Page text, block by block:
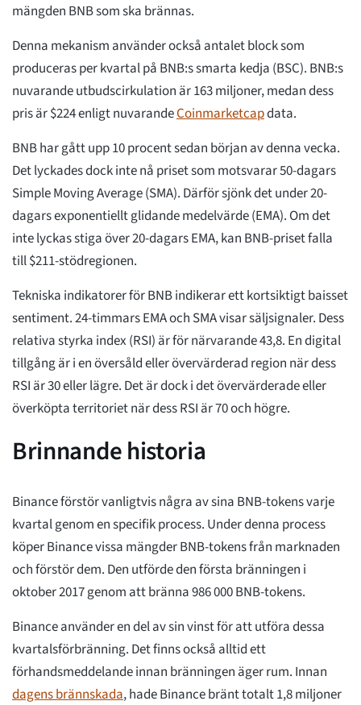
mängden BNB som ska brännas.
Denna mekanism använder också antalet block som
produceras per kvartal på BNB:s smarta kedja (BSC). BNB:s
nuvarande utbudscirkulation är 163 miljoner, medan dess
pris är $224 enligt nuvarandeCoinmarketcapdata.
BNB har gått upp 10 procent sedan början av denna vecka.
Det lyckades dock inte nå priset som motsvarar 50-dagars
Simple Moving Average (SMA). Därför sjönk det under 20-
dagars exponentiellt glidande medelvärde (EMA). Om det
inte lyckas stiga över 20-dagars EMA, kan BNB-priset falla
till $211-stödregionen.
Tekniska indikatorer för BNB indikerar ett kortsiktigt baisset
sentiment. 24-timmars EMA och SMA visar säljsignaler. Dess
relativa styrka index (RSI) är för närvarande 43,8. En digital
tillgång är i en översåld eller övervärderad region när dess
RSI är 30 eller lägre. Det är dock i det övervärderade eller
överköpta territoriet när dess RSI är 70 och högre.
Brinnande historia
Binance förstör vanligtvis några av sina BNB-tokens varje
kvartal genom en specifik process. Under denna process
köper Binance vissa mängder BNB-tokens från marknaden
och förstör dem. Den utförde den första bränningen i
oktober 2017 genom att bränna 986 000 BNB-tokens.
Binance använder en del av sin vinst för att utföra dessa
kvartalsförbränning. Det finns också alltid ett
förhandsmeddelande innan bränningen äger rum. Innan
dagens brännskada, hade Binance bränt totalt 1,8 miljoner